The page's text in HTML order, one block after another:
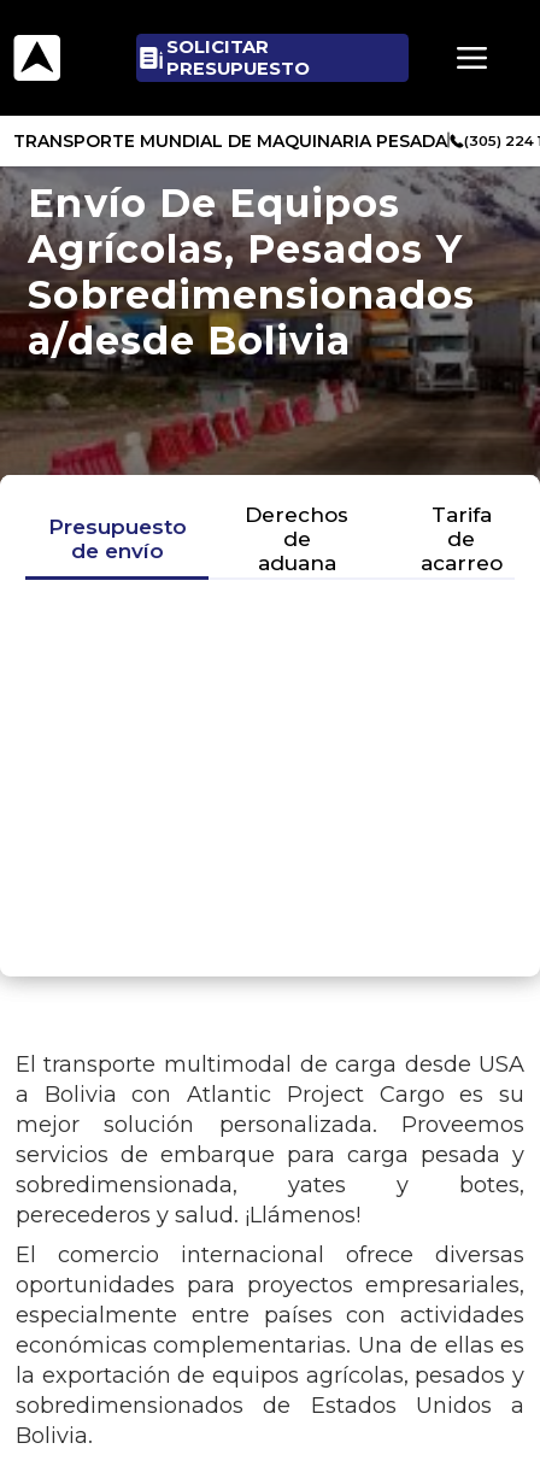
SOLICITAR
PRESUPUESTO
TRANSPORTE MUNDIAL DE MAQUINARIA PESADA (305) 224
Envío De Equipos
Agrícolas, Pesados Y
Sobredimensionados
a/desde Bolivia
Presupuesto
de envío
Derechos
de
aduana
Tarifa
de
acarreo
El transporte multimodal de carga desde USA
a Bolivia con Atlantic Project Cargo es su
mejor solución personalizada. Proveemos
servicios de embarque para carga pesada y
sobredimensionada, yates y botes,
perecederos y salud. ¡Llámenos!
El comercio internacional ofrece diversas
oportunidades para proyectos empresariales,
especialmente entre países con actividades
económicas complementarias. Una de ellas es
la exportación de equipos agrícolas, pesados y
sobredimensionados de Estados Unidos a
Bolivia.